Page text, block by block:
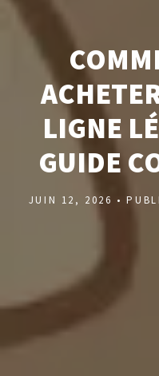
LIGNE
GUIDE
JUIN 12, 2026 •